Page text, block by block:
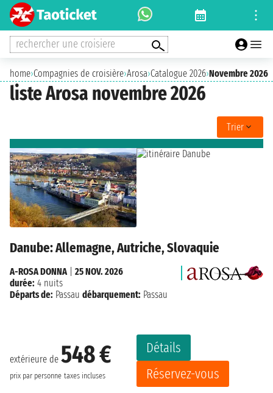
rechercher une croisiere
home›Compagnies de croisière›Arosa›Catalogue 2026›Novembre 2026
liste Arosa novembre 2026
Trier
Danube: Allemagne, Autriche, Slovaquie
extérieure de 548 €
prix par personne taxes incluses
Détails
Réservez-vous
A-ROSA DONNA
25 NOV. 2026
durée: 4 nuits
Départs de: Passau débarquement: Passau